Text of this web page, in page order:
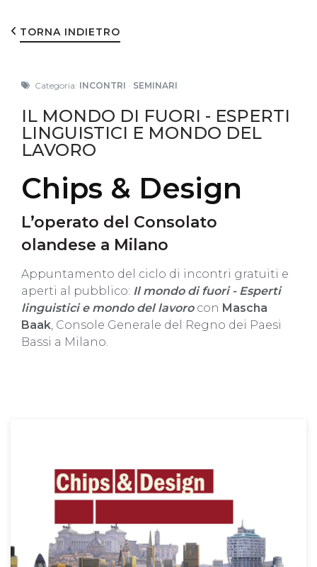
TORNA INDIETRO
Categoria: INCONTRI · SEMINARI
IL MONDO DI FUORI - ESPERTI
LINGUISTICI E MONDO DEL
LAVORO
Chips & Design
L’operato del Consolato
olandese a Milano
Appuntamento del ciclo di incontri gratuiti e
aperti al pubblico: Il mondo di fuori - Esperti
linguistici e mondo del lavorocon Mascha
Baak, Console Generale del Regno dei Paesi
Bassi a Milano.